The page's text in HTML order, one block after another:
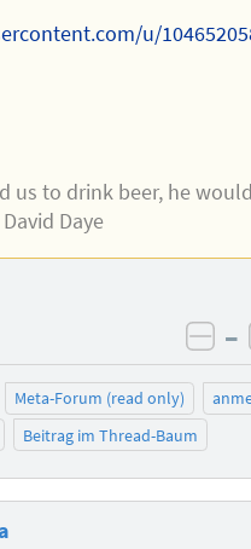
us to drink beer, he
Daye
–
Meta-Forum (read only)
Beitrag im Thread-Baum